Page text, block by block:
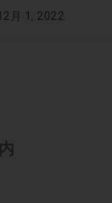
月 1, 2022